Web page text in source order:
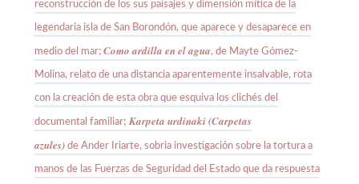
reconstrucción de los sus paisajes y dimensión mítica de la
legendaria isla de San Borondón, que aparece y desaparece en
medio del mar; Como ardilla en el agua, de Mayte Gómez-
Molina, relato de una distancia aparentemente insalvable, rota
con la creación de esta obra que esquiva los clichés del
documental familiar; Karpeta urdinaki (Carpetas
azules) de Ander Iriarte, sobria investigación sobre la tortura a
manos de las Fuerzas de Seguridad del Estado que da respuesta